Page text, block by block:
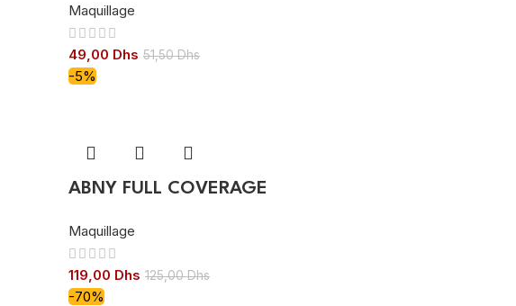
Maquillage
49,00 Dhs 51,50Dhs
-5%
ABNY FULL COVERAGE
Maquillage
119,00 Dhs 125,00Dhs
-70%